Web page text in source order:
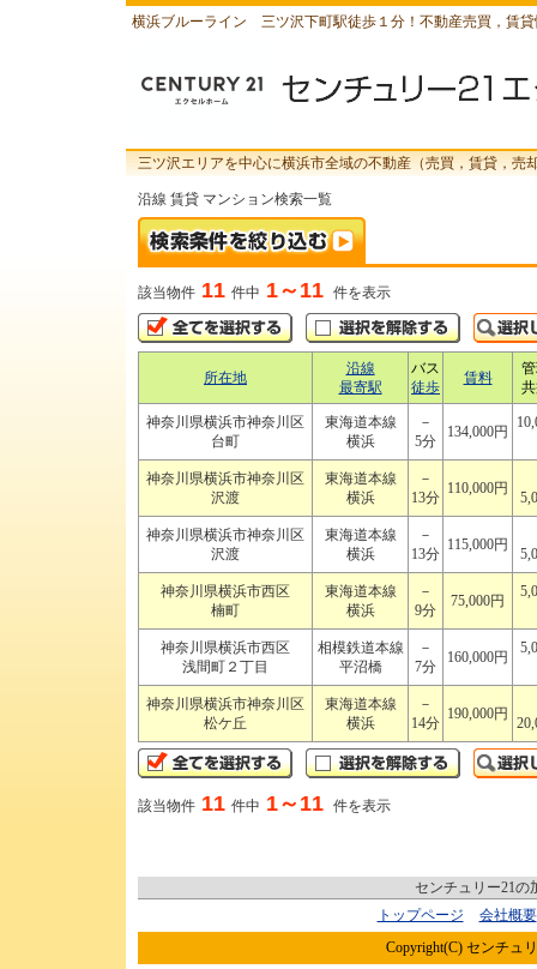
横浜ブルーライン 三ツ沢下町駅徒歩１分！不動産売買，賃
三ツ沢エリアを中心に横浜市全域の不動産（売買，賃貸，
沿線 賃貸 マンション検索一覧
該当物件 11 件中 1～11 件を表示
所在地
沿線
最寄駅
バス
徒歩
賃料
神奈川県横浜市神奈川区
台町
東海道本線
横浜
－
5分
134,000円
神奈川県横浜市神奈川区
沢渡
東海道本線
横浜
－
13分
110,000円
神奈川県横浜市神奈川区
沢渡
東海道本線
横浜
－
13分
115,000円
神奈川県横浜市西区
楠町
東海道本線
横浜
－
9分
75,000円
神奈川県横浜市西区
浅間町２丁目
相模鉄道本線
平沼橋
－
7分
160,000円
神奈川県横浜市神奈川区
松ケ丘
東海道本線
横浜
－
14分
190,000円
該当物件 11 件中 1～11 件を表示
センチュリー21の
トップページ
会社概要
Copyright(C) センチュ